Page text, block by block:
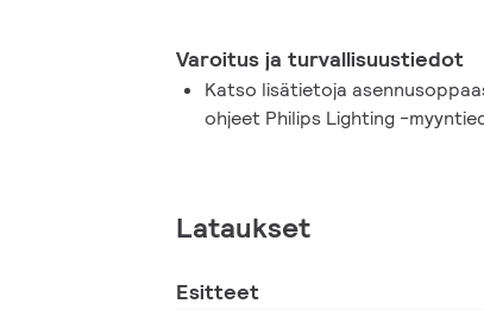
Varoitus ja turvallisuustiedot
Katso lisätietoja
ohjeet Philips Lighting -
Lataukset
Esitteet